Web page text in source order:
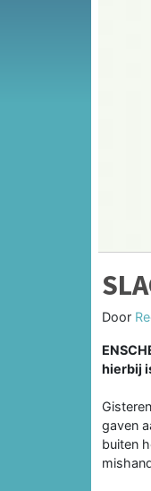
Door
hierbij
gaven
buiten